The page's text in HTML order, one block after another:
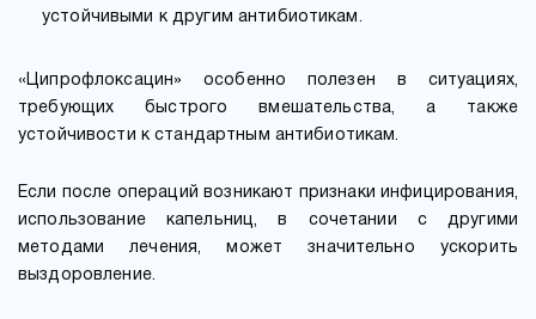
устойчивыми к другим антибиотикам.
«Ципрофлоксацин» особенно полезен в ситуациях,
требующих быстрого вмешательства, а также
устойчивости к стандартным антибиотикам.
Если после операций возникают признаки инфицирования,
использование капельниц, в сочетании с другими
методами лечения, может значительно ускорить
выздоровление.